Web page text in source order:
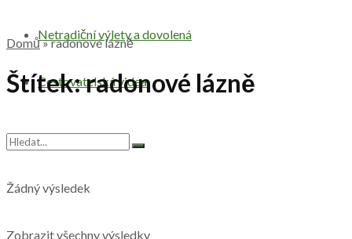
Netradiční výlety a dovolená
Cestovatelská videa
Žádný výsledek
Zobrazit všechny výsledky
Domů»radonové lázně
Štítek:radonové lázně